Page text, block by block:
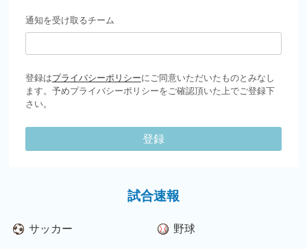
通知を受け取るチーム
登録はプライバシーポリシーにご同意いただいたものとみなし
ます。予めプライバシーポリシーをご確認頂いた上でご登録下
さい。
登録
試合速報
サッカー 野球